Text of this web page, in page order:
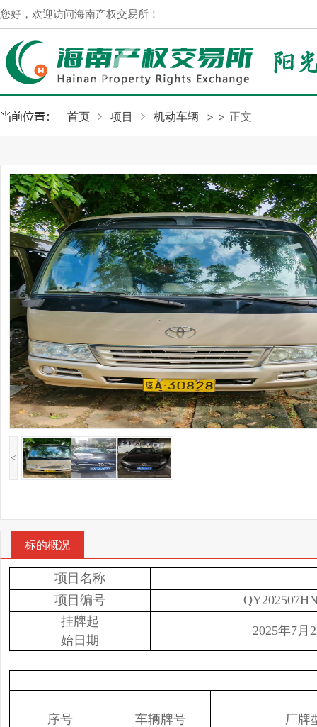
您好，欢迎访问海南产权交易所！
首页 项目 >
机动车辆 > 正文
<
标的概况
项目名称
项目编号
挂牌起
始日期
2025年7月
序号 车辆牌号 厂牌